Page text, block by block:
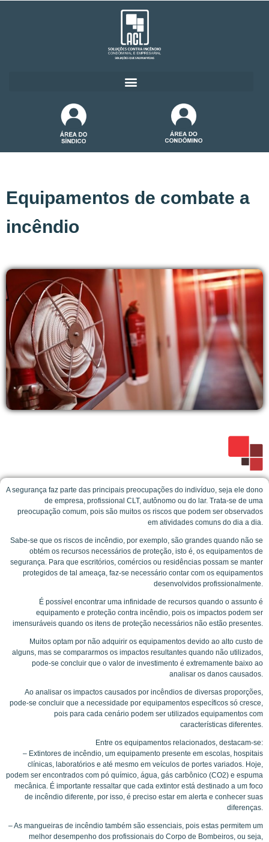
Equipamentos de combate a
incêndio
A segurança faz parte das principais preocupações do indivíduo, seja ele dono
de empresa, profissional CLT, autônomo ou do lar. Trata-se de uma
preocupação comum, pois são muitos os riscos que podem ser observados
em atividades comuns do dia a dia.
Sabe-se que os riscos de incêndio, por exemplo, são grandes quando não se
obtém os recursos necessários de proteção, isto é, os equipamentos de
segurança. Para que escritórios, comércios ou residências possam se manter
protegidos de tal ameaça, faz-se necessário contar com os equipamentos
desenvolvidos profissionalmente.
É possível encontrar uma infinidade de recursos quando o assunto é
equipamento e proteção contra incêndio, pois os impactos podem ser
imensuráveis quando os itens de proteção necessários não estão presentes.
Muitos optam por não adquirir os equipamentos devido ao alto custo de
alguns, mas se compararmos os impactos resultantes quando não utilizados,
pode-se concluir que o valor de investimento é extremamente baixo ao
analisar os danos causados.
Ao analisar os impactos causados por incêndios de diversas proporções,
pode-se concluir que a necessidade por equipamentos específicos só cresce,
pois para cada cenário podem ser utilizados equipamentos com
características diferentes.
Entre os equipamentos relacionados, destacam-se:
– Extintores de incêndio, um equipamento presente em escolas, hospitais
clínicas, laboratórios e até mesmo em veículos de portes variados. Hoje,
podem ser encontrados com pó químico, água, gás carbônico (CO2) e espuma
mecânica. É importante ressaltar que cada extintor está destinado a um foco
de incêndio diferente, por isso, é preciso estar em alerta e conhecer suas
diferenças.
– As mangueiras de incêndio também são essenciais, pois estas permitem um
melhor desempenho dos profissionais do Corpo de Bombeiros, ou seja,